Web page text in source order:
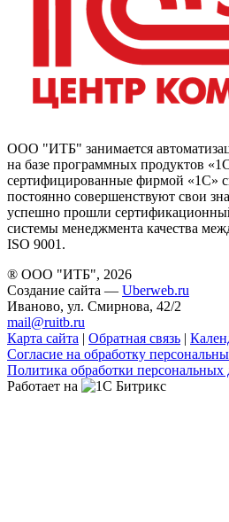
ООО "ИТБ" занимается
на базе программных продуктов
сертифицированные фирмой «1С»
постоянно совершенствуют свои
успешно прошли
системы менеджмента качества
ISO 9001.
® ООО "ИТБ", 2026
Создание сайта — Uberweb.ru
Иваново, ул. Смирнова, 42/2
mail@ruitb.ru
Карта сайта | Обратная связь |
Согласие на обработку
Политика обработки
Работает на